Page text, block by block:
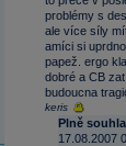
problémy s
ale více síly
amíci si
papež. ergo
dobré a CB
budoucna
keris
Plně
17.08.2007